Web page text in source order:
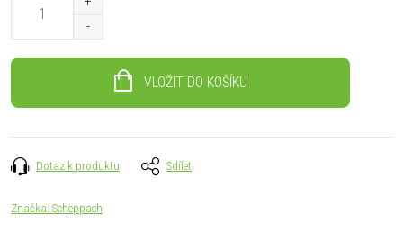
VLOŽIT DO KOŠÍKU
Dotaz k produktu Sdílet
Značka: Scheppach